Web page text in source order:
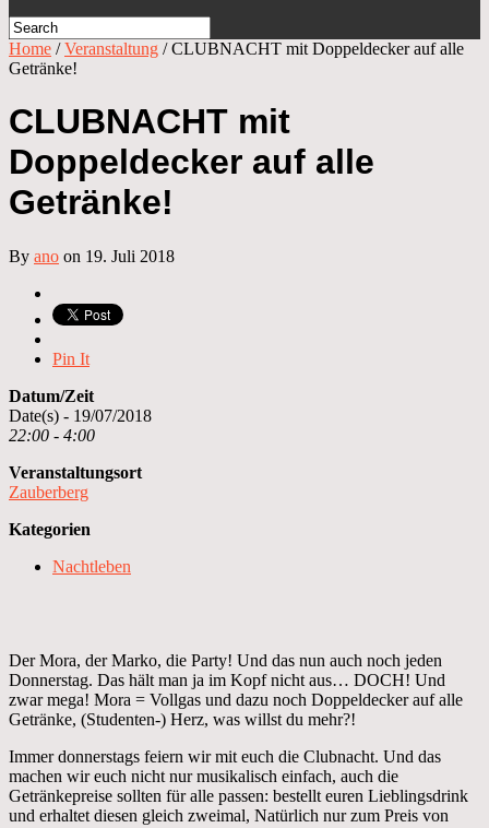
Home /Veranstaltung /CLUBNACHT mit Doppeldecker auf alle
Getränke!
CLUBNACHT mit
Doppeldecker auf alle
Getränke!
By ano on 19. Juli 2018
Pin It
Datum/Zeit
Date(s) - 19/07/2018
22:00 - 4:00
Veranstaltungsort
Zauberberg
Kategorien
Nachtleben
Der Mora, der Marko, die Party! Und das nun auch noch jeden
Donnerstag. Das hält man ja im Kopf nicht aus… DOCH! Und
zwar mega! Mora = Vollgas und dazu noch Doppeldecker auf alle
Getränke, (Studenten-) Herz, was willst du mehr?!
Immer donnerstags feiern wir mit euch die Clubnacht. Und das
machen wir euch nicht nur musikalisch einfach, auch die
Getränkepreise sollten für alle passen: bestellt euren Lieblingsdrink
und erhaltet diesen gleich zweimal, Natürlich nur zum Preis von